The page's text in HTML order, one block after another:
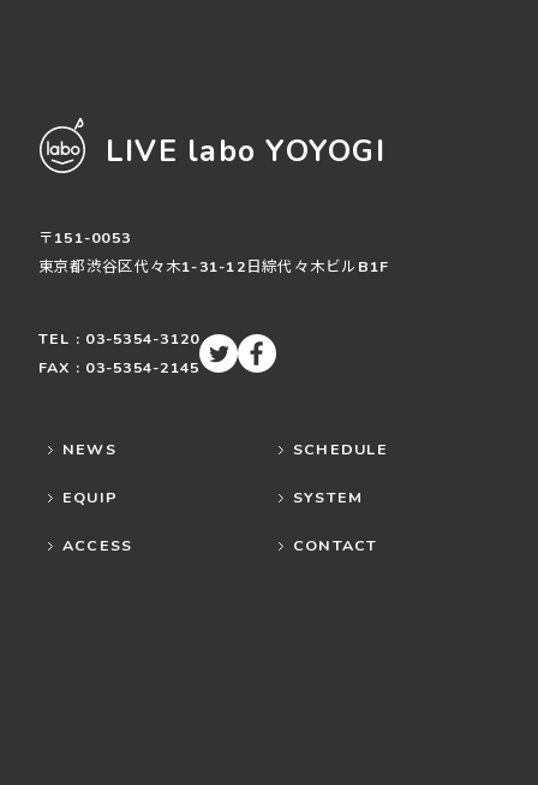
LIVE labo YOYOGI
〒151-0053
東京都渋谷区代々木1-31-12日綜代々木ビルB1F
TEL : 03-5354-3120
FAX : 03-5354-2145
NEWS SCHEDULE
EQUIP SYSTEM
ACCESS CONTACT